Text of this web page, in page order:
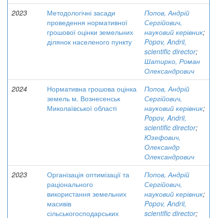
2023
Методологічні засади
проведення нормативної
грошової оцінки земельних
ділянок населеного пункту
Попов, Андрій
Сергійович,
науковий керівник;
Popov, Andrii,
scientific director;
Шатирко, Роман
Олександрович
2024
Нормативна грошова оцінка
земель м. Вознесенськ
Миколаївської області
Попов, Андрій
Сергійович,
науковий керівник;
Popov, Andrii,
scientific director;
Юзефович,
Олександр
Олександрович
2023
Організація оптимізації та
раціонального
використання земельних
масивів
сільськогосподарських
Попов, Андрій
Сергійович,
науковий керівник;
Popov, Andrii,
scientific director;